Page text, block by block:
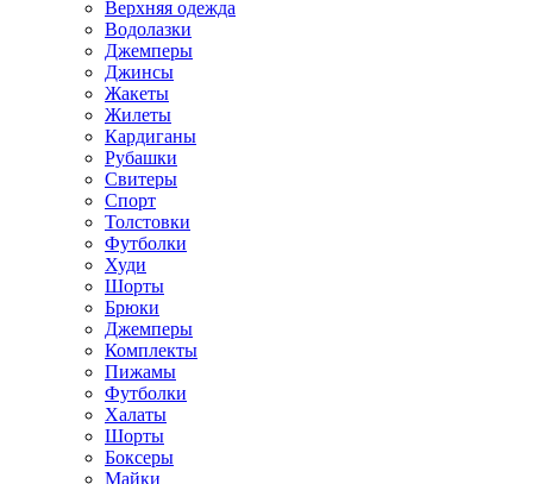
Верхняя одежда
Водолазки
Джемперы
Джинсы
Жакеты
Жилеты
Кардиганы
Рубашки
Свитеры
Спорт
Толстовки
Футболки
Худи
Шорты
Брюки
Джемперы
Комплекты
Пижамы
Футболки
Халаты
Шорты
Боксеры
Майки